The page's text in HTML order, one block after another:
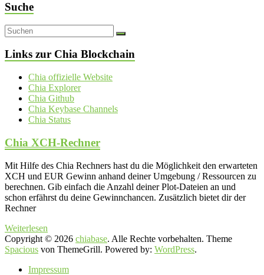
Suche
Links zur Chia Blockchain
Chia offizielle Website
Chia Explorer
Chia Github
Chia Keybase Channels
Chia Status
Chia XCH-Rechner
Mit Hilfe des Chia Rechners hast du die Möglichkeit den erwarteten
XCH und EUR Gewinn anhand deiner Umgebung / Ressourcen zu
berechnen. Gib einfach die Anzahl deiner Plot-Dateien an und
schon erfährst du deine Gewinnchancen. Zusätzlich bietet dir der
Rechner
Weiterlesen
Copyright © 2026 chiabase. Alle Rechte vorbehalten. Theme
Spacious von ThemeGrill. Powered by: WordPress.
Impressum